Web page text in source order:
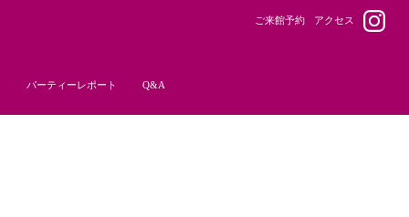
ご来館予約 アクセス
パーティーレポート Q&A